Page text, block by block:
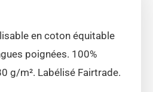
en coton équitable
poignées. 100%
g/m². Labélisé Fairtrade.